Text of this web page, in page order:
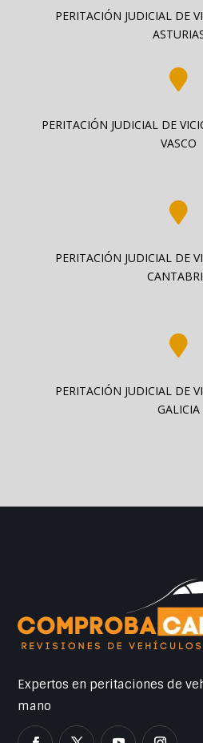
PERITACIÓN JUDICIAL DE

PERITACIÓN JUDICIAL DE
VASCO

PERITACIÓN JUDICIAL DE

PERITACIÓN JUDICIAL DE
GALICIA
Expertos en peritaciones de
mano